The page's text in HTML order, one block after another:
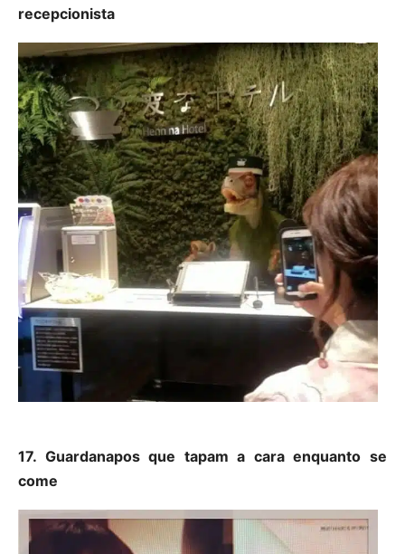
recepcionista
17. Guardanapos que tapam a cara enquanto se
come